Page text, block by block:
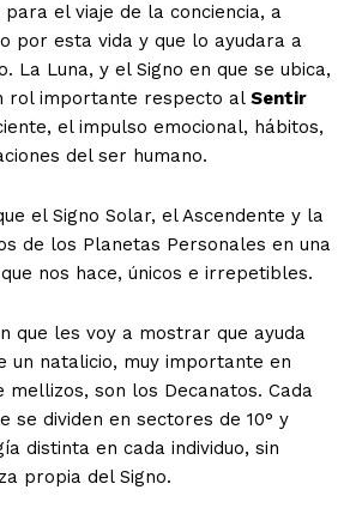
para el viaje de la conciencia, a
por esta vida y que lo ayudara a
La Luna, y el Signo en que se ubica,
rol importante respecto al Sentir
el impulso emocional, hábitos,
del ser humano.
el Signo Solar, el Ascendente y la
de los Planetas Personales en una
nos hace, únicos e irrepetibles.
que les voy a mostrar que ayuda
un natalicio, muy importante en
mellizos, son los Decanatos. Cada
se dividen en sectores de 10° y
distinta en cada individuo, sin
propia del Signo.